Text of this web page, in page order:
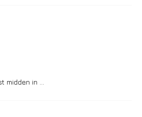
midden in …